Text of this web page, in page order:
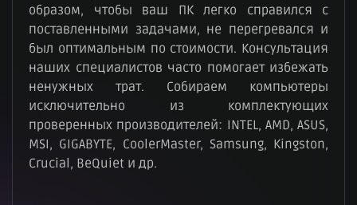
образом, чтобы ваш ПК легко справился с
поставленными задачами, не перегревался и
был оптимальным по стоимости. Консультация
наших специалистов часто помогает избежать
ненужных трат. Собираем компьютеры
исключительно из комплектующих
проверенных производителей: INTEL, AMD, ASUS,
MSI, GIGABYTE, CoolerMaster, Samsung, Kingston,
Crucial, BeQuiet и др.